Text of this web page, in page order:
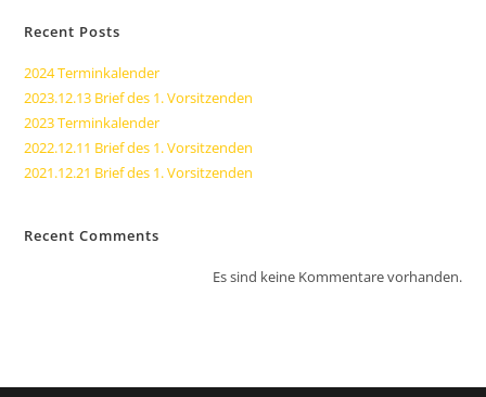
Recent Posts
2024 Terminkalender
2023.12.13 Brief des 1. Vorsitzenden
2023 Terminkalender
2022.12.11 Brief des 1. Vorsitzenden
2021.12.21 Brief des 1. Vorsitzenden
Recent Comments
Es sind keine Kommentare vorhanden.